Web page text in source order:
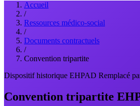
Accueil
/
Ressources médico-social
/
Documents contractuels
/
Convention tripartite
Dispositif historique EHPAD Remplacé
Convention tripartite